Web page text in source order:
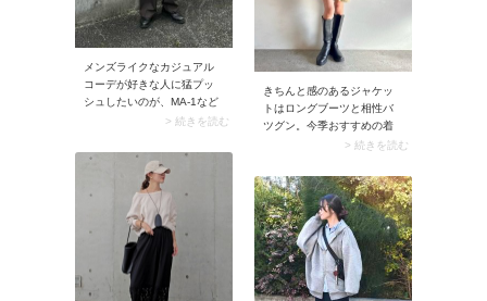
メンズライクなカジュアル
コーデが好きな人に猛プッ
シュしたいのが、MA-1など
をはじめとする「フライト
したシルエットで着心地は
楽ちん、気負わずバサッと
羽織れるところも40代ママ
の普段使いに最適です。 程
よいボリュームと今どきの
カジュアル感があるアウタ
ーは、デイリーコーデをこ
なれた雰囲気に見せてくれ
ます。デニムパンツとラフ
> 続きを読む
きちんと感のあるジャケッ
トはロングブーツと相性バ
ツグン。今季おすすめの着
こなし方は、ショート丈の
トをサラリと羽織り、黒ロ
ングブーツで引き締めるス
タイリング。加えてクラシ
カルなフォルムのバッグや
メガネを添えると、トラッ
ドなムードが効いた大人の
上品コーデが完成します。
> 続きを読む